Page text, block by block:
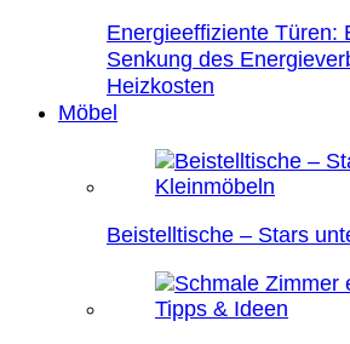
Energieeffiziente Türen:
Senkung des
Heizkosten
Möbel
Beistelltische – Stars